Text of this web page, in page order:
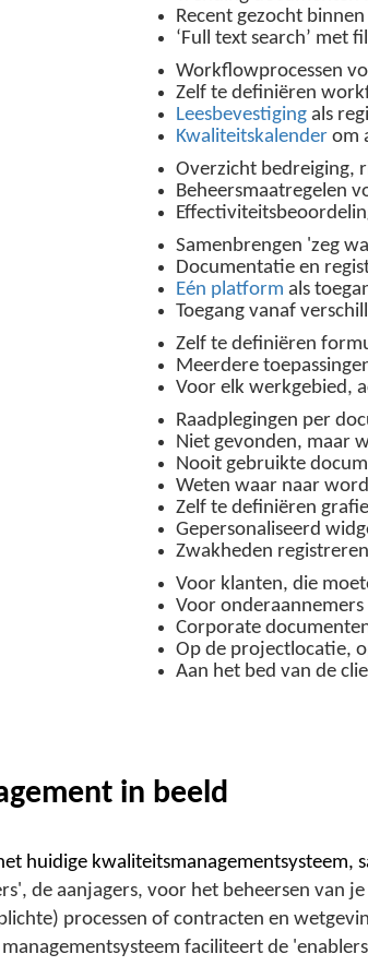
Recent gezocht
‘Full text search’ met
Workflowprocessen
Zelf te definiëren
Leesbevestiging als
Kwaliteitskalender om
Overzicht bedreiging,
Beheersmaatregelen
Samenbrengen 'zeg
Documentatie en
Eén platform als
Toegang vanaf
Zelf te definiëren
Meerdere
Voor elk werkgebied,
Raadplegingen per
Niet gevonden, maar
Nooit gebruikte
Weten waar naar
Zelf te definiëren
Gepersonaliseerd
Zwakheden
Voor klanten, die
Voor
Corporate
Op de projectlocatie,
Aan het bed van de
in beeld
huidige kwaliteitsmanagementsysteem,
de aanjagers, voor het beheersen van
processen of contracten en
faciliteert de